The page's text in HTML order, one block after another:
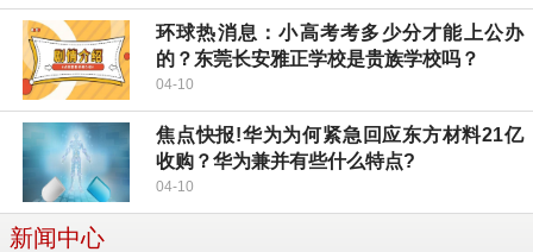
环球热消息：小高考考多少分才能上公办
的？东莞长安雅正学校是贵族学校吗？
04-10
焦点快报!华为为何紧急回应东方材料21亿
收购？华为兼并有些什么特点?
04-10
新闻中心